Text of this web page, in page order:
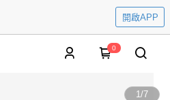
開啟APP
0
1/7